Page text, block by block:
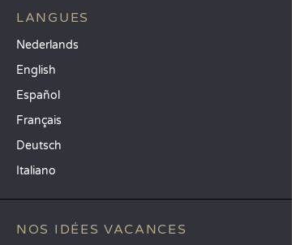
LANGUES
Nederlands
English
Español
Français
Deutsch
Italiano
NOS IDÉES VACANCES